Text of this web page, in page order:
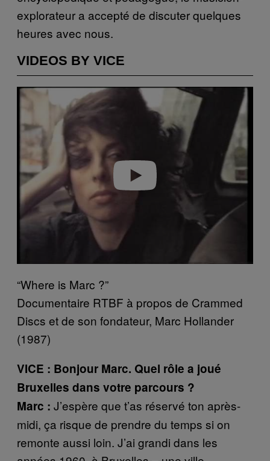
explorateur a accepté de discuter quelques
heures avec nous.
VIDEOS BY VICE
Play video
“Where is Marc ?”
Documentaire RTBF à propos de Crammed
Discs et de son fondateur, Marc Hollander
(1987)
VICE : Bonjour Marc. Quel rôle a joué
Bruxelles dans votre parcours ?
Marc : J’espère que t’as réservé ton après-
midi, ça risque de prendre du temps si on
remonte aussi loin. J’ai grandi dans les